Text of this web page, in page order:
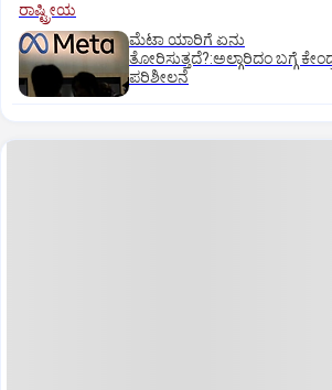
ರಾಷ್ಟ್ರೀಯ
ಮೆಟಾ ಯಾರಿಗೆ ಏನು
ತೋರಿಸುತ್ತದೆ?:ಅಲ್ಗಾರಿದಂ ಬಗ್ಗೆ
ಪರಿಶೀಲನೆ